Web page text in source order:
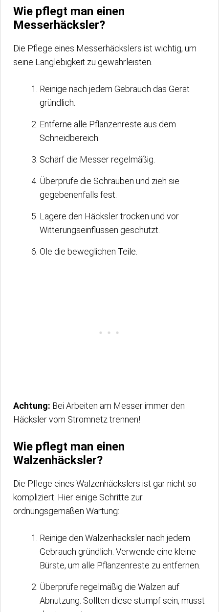
Wie pflegt man einen
Messerhäcksler?
Die Pflege eines Messerhäckslers ist wichtig, um
seine Langlebigkeit zu gewährleisten.
Reinige nach jedem Gebrauch das Gerät
gründlich.
Entferne alle Pflanzenreste aus dem
Schneidbereich.
Schärf die Messer regelmäßig.
Überprüfe die Schrauben und zieh sie
gegebenenfalls fest.
Lagere den Häcksler trocken und vor
Witterungseinflüssen geschützt.
Öle die beweglichen Teile.
Achtung: Bei Arbeiten am Messer immer den
Häcksler vom Stromnetz trennen!
Wie pflegt man einen
Walzenhäcksler?
Die Pflege eines Walzenhäckslers ist gar nicht so
kompliziert. Hier einige Schritte zur
ordnungsgemäßen Wartung:
Reinige den Walzenhäcksler nach jedem
Gebrauch gründlich. Verwende eine kleine
Bürste, um alle Pflanzenreste zu entfernen.
Überprüfe regelmäßig die Walzen auf
Abnutzung. Sollten diese stumpf sein, musst